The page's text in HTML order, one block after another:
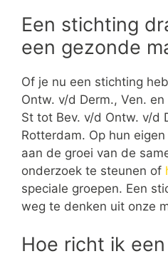
Een stichting
een gezonde
Of je nu een stichting
Ontw. v/d Derm., Ven.
St tot Bev. v/d Ontw. v/d
Rotterdam. Op hun
aan de groei van de
onderzoek te steunen of
speciale groepen. Een
weg te denken uit onze
Hoe richt ik